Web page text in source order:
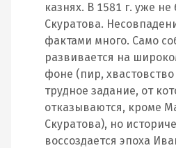
казнях. В 1581 г. уже
Скуратова.
фактами много. Само
развивается на
фоне (пир,
трудное задание, от
отказываются, кроме
Скуратова), но
воссоздается эпоха